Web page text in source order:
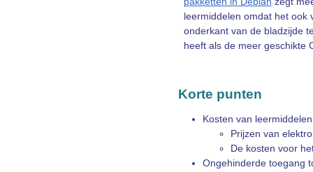
leermiddelen omdat het
onderkant van de bladzijde
heeft als de meer geschikte
Korte punten
Kosten van
Prijzen van
De kosten voor
Ongehinderde toegang